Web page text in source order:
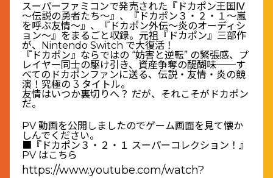
スーパーファミコンで発売された『ドカポン王国Ⅳ
～伝説の勇者たち～』、『ドカポン３・２・１～嵐
を呼ぶ友情～』、『ドカポン外伝～炎のオーディシ
ョン～』をまるごと収録。元祖『ドカポン』三部作
が、Nintendo Switch で大復活！
『ドカポン』ならではの “妨害と逆転” の緊張感、プ
レイヤー同士の駆け引き、資産争奪の醍醐味──す
べてのドカポンファンに送る、伝説・友情・炎の競
演！究極の 3 タイトル。
友情はいつか裏切りへ？ だが、それこそがドカポン
だ。
PV 動画を公開しましたのでゲーム画面を見て懐か
しんでください。
■『ドカポン３・２・１ スーパーコレクション！』
PV はこちら
https://www.youtube.com/watch?